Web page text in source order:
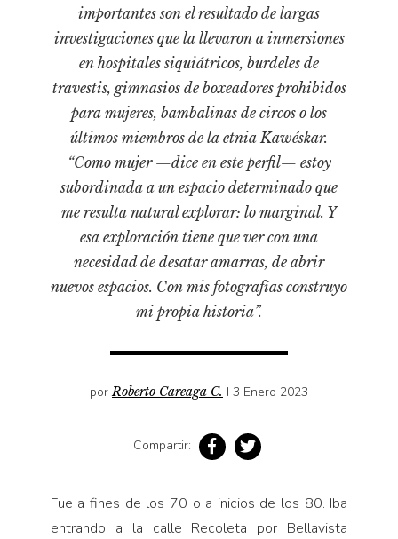
Lagunas mentales
Medioambiente
Narrativas visuales
Pensamiento
Pensamiento ilustrado
Personajes secundarios
Turismo accidental
importantes son el resultado de largas
investigaciones que la llevaron a inmersiones
en hospitales siquiátricos, burdeles de
travestis, gimnasios de boxeadores prohibidos
para mujeres, bambalinas de circos o los
últimos miembros de la etnia Kawéskar.
“Como mujer —dice en este perfil— estoy
subordinada a un espacio determinado que
me resulta natural explorar: lo marginal. Y
esa exploración tiene que ver con una
necesidad de desatar amarras, de abrir
nuevos espacios. Con mis fotografías construyo
mi propia historia”.
porRoberto Careaga C. I 3 Enero 2023
Compartir:
Fue a fines de los 70 o a inicios de los 80. Iba
entrando a la calle Recoleta por Bellavista